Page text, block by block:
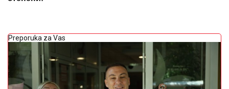
Preporuka za Vas